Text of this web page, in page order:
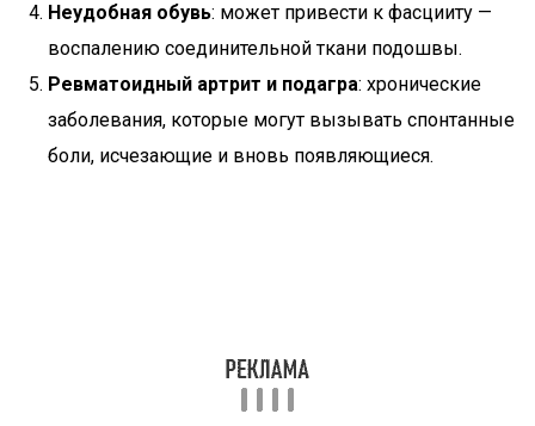
Неудобная обувь: может привести к фасцииту —
воспалению соединительной ткани подошвы.
Ревматоидный артрит и подагра: хронические
заболевания, которые могут вызывать спонтанные
боли, исчезающие и вновь появляющиеся.